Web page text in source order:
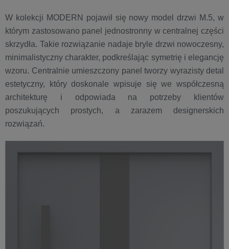
W kolekcji MODERN pojawił się nowy model drzwi M.5, w
którym zastosowano panel jednostronny w centralnej części
skrzydła. Takie rozwiązanie nadaje bryle drzwi nowoczesny,
minimalistyczny charakter, podkreślając symetrię i elegancję
wzoru. Centralnie umieszczony panel tworzy wyrazisty detal
estetyczny, który doskonale wpisuje się we współczesną
architekturę i odpowiada na potrzeby klientów
poszukujących prostych, a zarazem designerskich
rozwiązań.